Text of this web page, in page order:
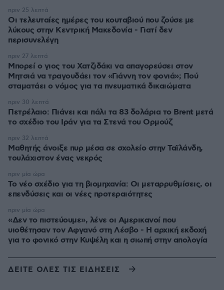
Οι τελευταίες ημέρες του κουταβιού που ζούσε με
λύκους στην Κεντρική Μακεδονία - Γιατί δεν
περισυνελέγη
πριν 25 λεπτά
Μπορεί ο γιος του Χατζιδάκι να απαγορεύσει στον
Μητσιά να τραγουδάει τον «Γιάννη τον φονιά»; Πού
σταματάει ο νόμος για τα πνευματικά δικαιώματα
πριν 27 λεπτά
Πετρέλαιο: Πιάνει και πάλι τα 83 δολάρια το Brent μετά
το σχέδιο του Ιράν για τα Στενά του Ορμούζ
πριν 30 λεπτά
Μαθητής άνοιξε πυρ μέσα σε σχολείο στην Ταϊλάνδη,
τουλάχιστον ένας νεκρός
πριν 32 λεπτά
Το νέο σχέδιο για τη βιομηχανία: Οι μεταρρυθμίσεις, οι
επενδύσεις και οι νέες προτεραιότητες
πριν μία ώρα
«Δεν το πιστεύουμε», λένε οι Αμερικανοί που
υιοθέτησαν τον Αφγανό στη Λέσβο - Η αρχική εκδοχή
για το φονικό στην Κυψέλη και η σιωπή στην απολογία
πριν μία ώρα
ΔΕΙΤΕ ΟΛΕΣ ΤΙΣ ΕΙΔΗΣΕΙΣ